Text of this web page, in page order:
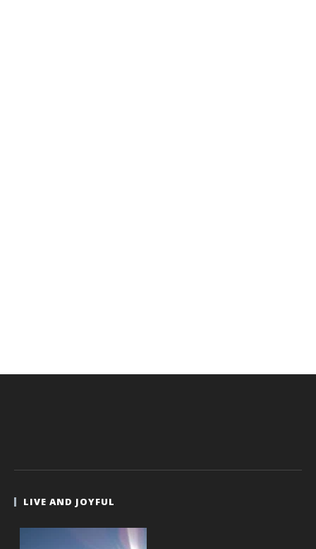
LIVE AND JOYFUL